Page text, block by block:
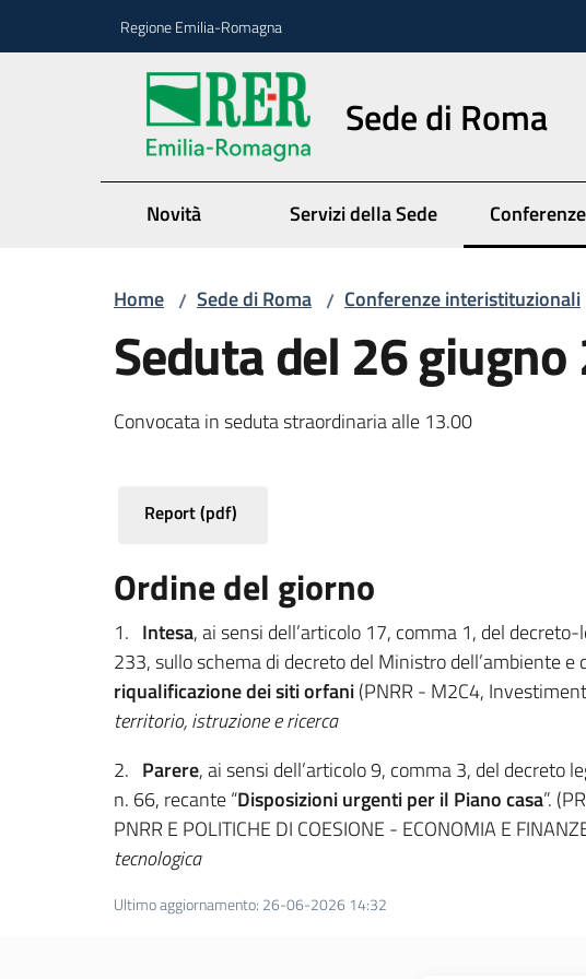
Regione Emilia-Romagna
Sede di Roma
Novità Servizi della Sede
Home / Sede di Roma / Conferenze interistituzionali
Seduta del 26
Convocata in seduta straordinaria alle 13.00
Report (pdf)
Ordine del giorno
1. Intesa, ai sensi dell’articolo 17, comma 1, del
233, sullo schema di decreto del Ministro dell’ambiente
riqualificazione dei siti orfani(PNRR - M2C4,
territorio, istruzione e ricerca
2. Parere, ai sensi dell’articolo 9, comma 3, del
n. 66, recante “Disposizioni urgenti per il Piano casa”.
PNRR E POLITICHE DI COESIONE - ECONOMIA E
tecnologica
Ultimo aggiornamento: 26-06-2026 14:32